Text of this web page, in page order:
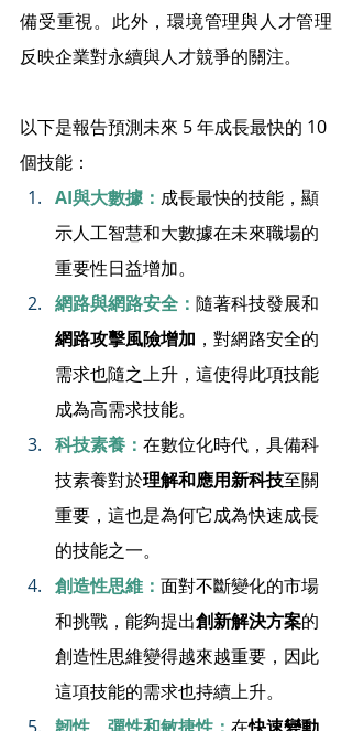
備受重視。此外，環境管理與人才管理
反映企業對永續與人才競爭的關注。
以下是報告預測未來 5 年成長最快的 10
個技能：
AI與大數據： 成長最快的技能，顯
示人工智慧和大數據在未來職場的
重要性日益增加。
網路與網路安全： 隨著科技發展和
網路攻擊風險增加 ，對網路安全的
需求也隨之上升，這使得此項技能
成為高需求技能。
科技素養： 在數位化時代，具備科
技素養對於理解和應用新科技至關
重要，這也是為何它成為快速成長
的技能之一。
創造性思維： 面對不斷變化的市場
和挑戰，能夠提出創新解決方案的
創造性思維變得越來越重要，因此
這項技能的需求也持續上升。